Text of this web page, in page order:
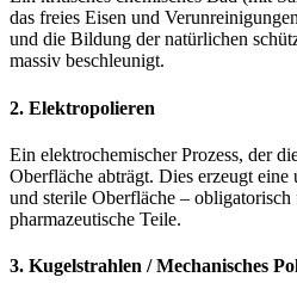
das freies Eisen und
und die Bildung der natürlichen
massiv beschleunigt.
2. Elektropolieren
Ein elektrochemischer Prozess, der
Oberfläche abträgt. Dies erzeugt
und sterile Oberfläche –
pharmazeutische Teile.
3. Kugelstrahlen / Mechanisches